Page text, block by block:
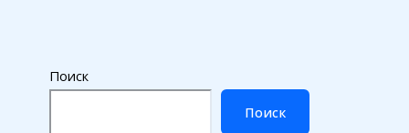
Поиск
Поиск